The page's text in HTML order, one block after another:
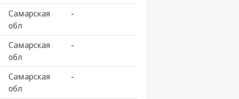
Самарская
обл
-
Самарская
обл
-
Самарская
обл
-